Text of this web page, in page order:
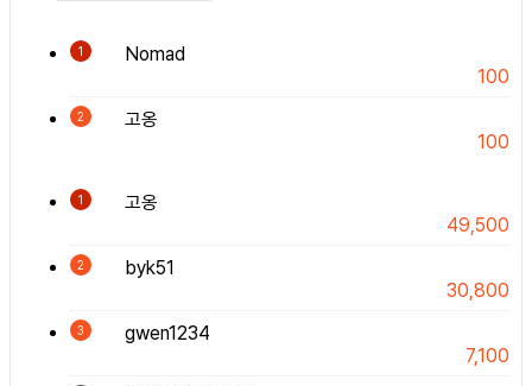
1
Nomad
100
2
고옹
100
1
고옹
49,500
2
byk51
30,800
3
gwen1234
7,100